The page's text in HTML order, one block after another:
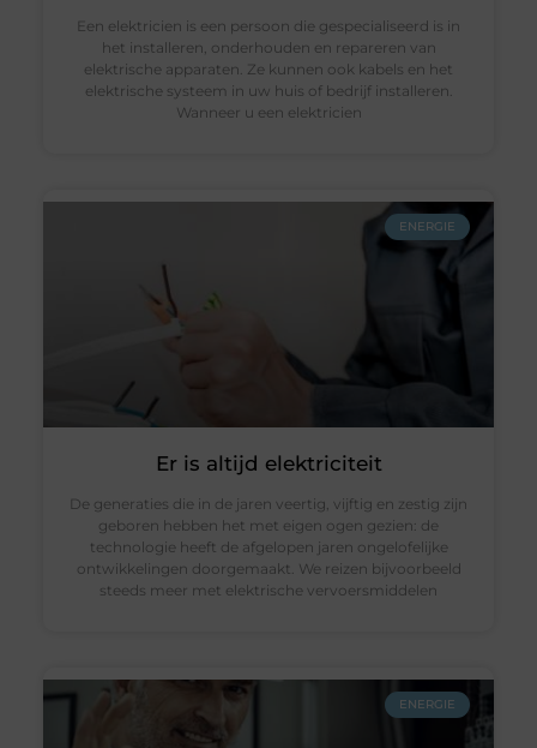
Een elektricien is een persoon die gespecialiseerd is in
het installeren, onderhouden en repareren van
elektrische apparaten. Ze kunnen ook kabels en het
elektrische systeem in uw huis of bedrijf installeren.
Wanneer u een elektricien
ENERGIE
Er is altijd elektriciteit
De generaties die in de jaren veertig, vijftig en zestig zijn
geboren hebben het met eigen ogen gezien: de
technologie heeft de afgelopen jaren ongelofelijke
ontwikkelingen doorgemaakt. We reizen bijvoorbeeld
steeds meer met elektrische vervoersmiddelen
ENERGIE